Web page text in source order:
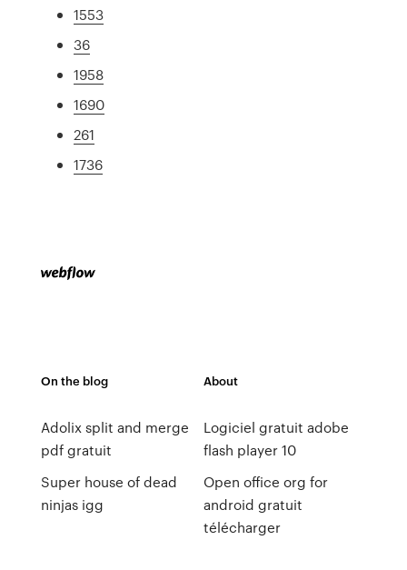
1553
36
1958
1690
261
1736
On the blog
Adolix split and merge
pdf gratuit
Super house of dead
ninjas igg
About
Logiciel gratuit adobe
flash player 10
Open office org for
android gratuit
télécharger